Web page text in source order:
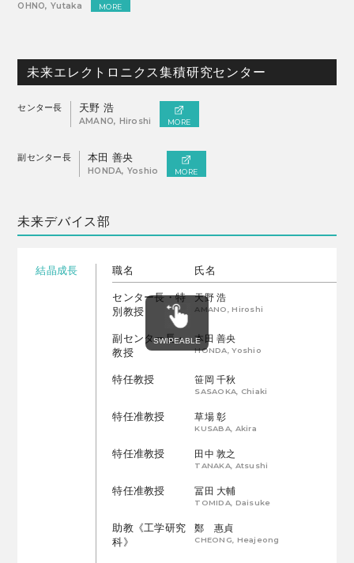
OHNO, Yutaka MORE
未来エレクトロニクス集積研究センター
センター長 天野 浩
AMANO, Hiroshi MORE
副センター長 本田 善央
HONDA, Yoshio MORE
未来デバイス部
結晶成長 職名 氏名
センター長・特
別教授
天野 浩
AMANO, Hiroshi
副センター長・
教授
本田 善央
HONDA, Yoshio
特任教授 笹岡 千秋
SASAOKA, Chiaki
特任准教授 草場 彰
KUSABA, Akira
特任准教授 田中 敦之
TANAKA, Atsushi
特任准教授 冨田 大輔
TOMIDA, Daisuke
助教《工学研究
科》
鄭 惠貞
CHEONG, Heajeong